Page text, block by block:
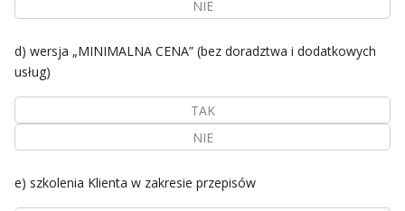
NIE
d) wersja „MINIMALNA CENA” (bez doradztwa i dodatkowych
usług)
TAK
NIE
e) szkolenia Klienta w zakresie przepisów